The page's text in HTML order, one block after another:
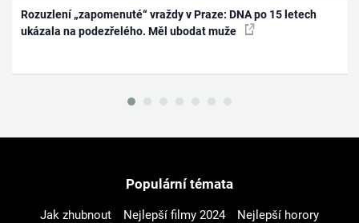
Rozuzlení „zapomenuté“ vraždy v Praze: DNA po 15 letech
ukázala na podezřelého. Měl ubodat muže
Populární témata
Jak zhubnout Nejlepší filmy 2024
Nejlepší horory